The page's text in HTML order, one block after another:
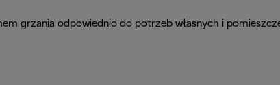
grzania odpowiednio do potrzeb własnych i